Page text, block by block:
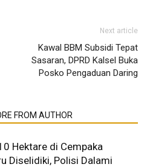
Next article
Kawal BBM Subsidi Tepat
Sasaran, DPRD Kalsel Buka
Posko Pengaduan Daring
FROM AUTHOR
Hektare di Cempaka
Diselidiki, Polisi Dalami